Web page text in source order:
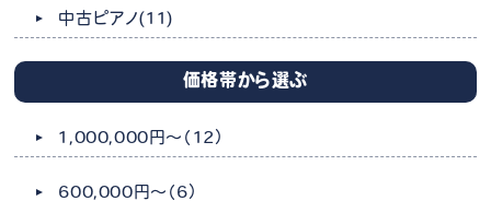
中古ピアノ(11)
価格帯から選ぶ
1,000,000円～ （12）
600,000円～ （6）